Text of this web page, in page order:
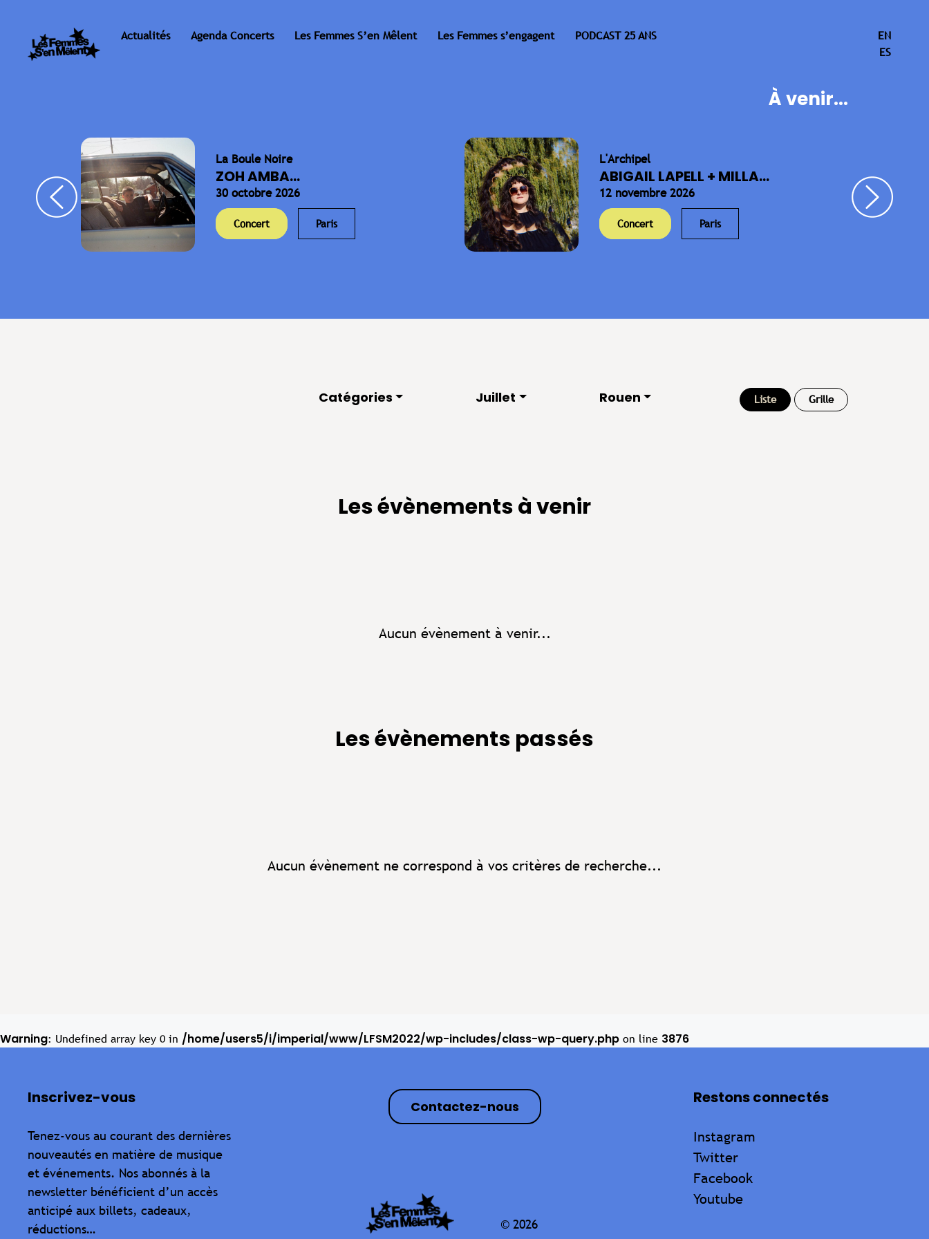
Actualités Agenda Concerts Les Femmes S’en Mêlent Les Femmes s’engagent PODCAST 25 ANS
EN
ES
À venir...
La Boule Noire
ZOH AMBA...
30 octobre 2026
Concert Paris
L'Archipel
ABIGAIL LAPELL + MILLA...
12 novembre 2026
Concert Paris
Catégories Juillet Rouen Liste Grille
Les évènements à venir
Aucun évènement à venir...
Les évènements passés
Aucun évènement ne correspond à vos critères de recherche...
Warning: Undefined array key 0 in /home/users5/i/imperial/www/LFSM2022/wp-includes/class-wp-query.php on line 3876
Inscrivez-vous
Tenez-vous au courant des dernières
nouveautés en matière de musique
et événements. Nos abonnés à la
newsletter bénéficient d’un accès
anticipé aux billets, cadeaux,
réductions…
Contactez-nous
© 2026
Restons connectés
Instagram
Twitter
Facebook
Youtube